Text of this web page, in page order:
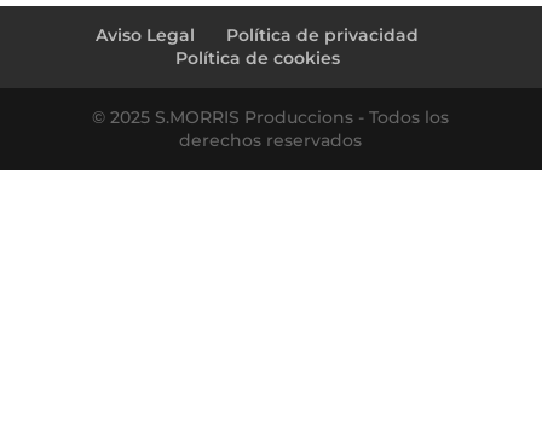
Aviso Legal
Política de privacidad
Política de cookies
© 2025 S.MORRIS Produccions - Todos los
derechos reservados